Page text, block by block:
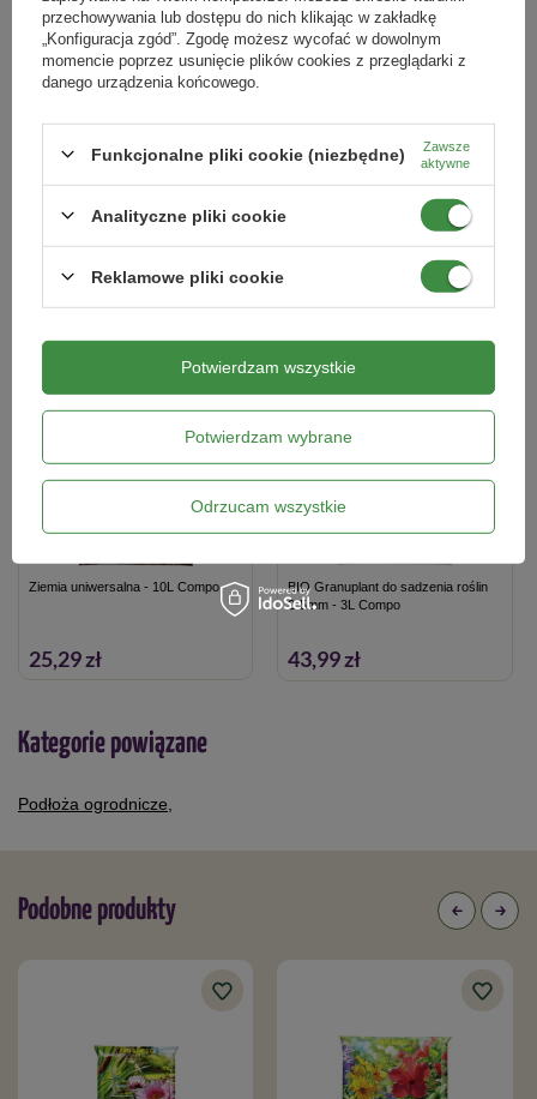
33 cm - 14 litrów
40 cm - 30 litrów
46 cm - 40 litrów
40 cm – 12 litrów
60 cm – 18 litrów
80 cm – 24 litry
od lutego do listopada
orf wysoki (stopień rozkładu H2 - H7), kompost, wapno,
piasek kwarcowy, nawóz NPK, nawóz organiczny, azotan
amonowo-wapniowy.
Symbol
4008398812386
Podmiot odpowiedzialny za ten produkt na terenie UE
Pytania klientów
Opinie naszych klientów
Produkty powiązane
Ziemia uniwersalna - 10L Compo
25,29 zł
BIO Granuplant do sadzenia roślin
2-5mm - 3L Compo
43,99 zł
Kategorie powiązane
Podłoża ogrodnicze
Podobne produkty
przechowywania lub dostępu do nich klikając w zakładkę
„Konfiguracja zgód”. Zgodę możesz wycofać w dowolnym
momencie poprzez usunięcie plików cookies z przeglądarki z
danego urządzenia końcowego.
Funkcjonalne pliki cookie (niezbędne)
Zawsze
aktywne
Analityczne pliki cookie
Reklamowe pliki cookie
Potwierdzam wybrane
Odrzucam wszystkie
Potwierdzam wszystkie